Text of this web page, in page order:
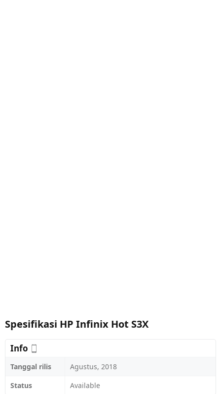
Spesifikasi HP Infinix Hot S3X
Info
Tanggal rilis
Agustus, 2018
Status
Available